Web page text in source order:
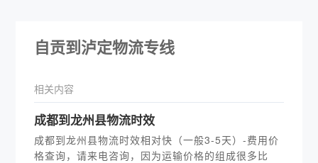
自贡到泸定物流专线
相关内容
成都到龙州县物流时效
成都到龙州县物流时效相对快（一般3-5天）-费用价
格查询，请来电咨询，因为运输价格的组成很多比